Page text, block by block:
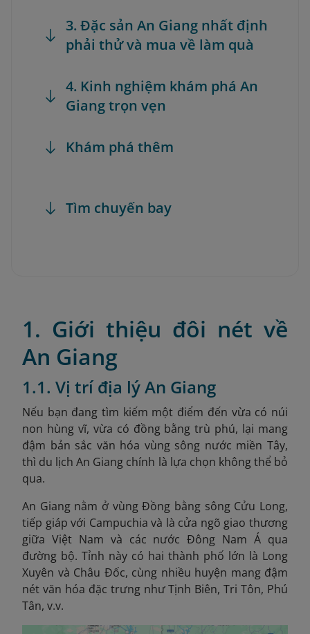
3. Đặc sản An Giang nhất định
phải thử và mua về làm quà
4. Kinh nghiệm khám phá An
Giang trọn vẹn
Khám phá thêm
Tìm chuyến bay
1. Giới thiệu đôi nét về
An Giang
1.1. Vị trí địa lý An Giang
Nếu bạn đang tìm kiếm một điểm đến vừa có núi
non hùng vĩ, vừa có đồng bằng trù phú, lại mang
đậm bản sắc văn hóa vùng sông nước miền Tây,
thì du lịch An Giang chính là lựa chọn không thể bỏ
qua.
An Giang nằm ở vùng Đồng bằng sông Cửu Long,
tiếp giáp với Campuchia và là cửa ngõ giao thương
giữa Việt Nam và các nước Đông Nam Á qua
đường bộ. Tỉnh này có hai thành phố lớn là Long
Xuyên và Châu Đốc, cùng nhiều huyện mang đậm
nét văn hóa đặc trưng như Tịnh Biên, Tri Tôn, Phú
Tân, v.v.